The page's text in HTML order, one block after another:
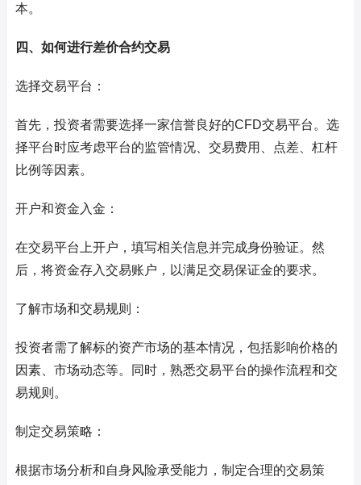
本。
四、如何进行差价合约交易
选择交易平台：
首先，投资者需要选择一家信誉良好的CFD交易平台。选
择平台时应考虑平台的监管情况、交易费用、点差、杠杆
比例等因素。
开户和资金入金：
在交易平台上开户，填写相关信息并完成身份验证。然
后，将资金存入交易账户，以满足交易保证金的要求。
了解市场和交易规则：
投资者需了解标的资产市场的基本情况，包括影响价格的
因素、市场动态等。同时，熟悉交易平台的操作流程和交
易规则。
制定交易策略：
根据市场分析和自身风险承受能力，制定合理的交易策